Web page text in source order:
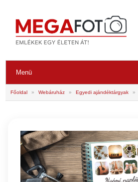
Menü
Főoldal » Webáruház » Egyedi ajándéktárgyak »